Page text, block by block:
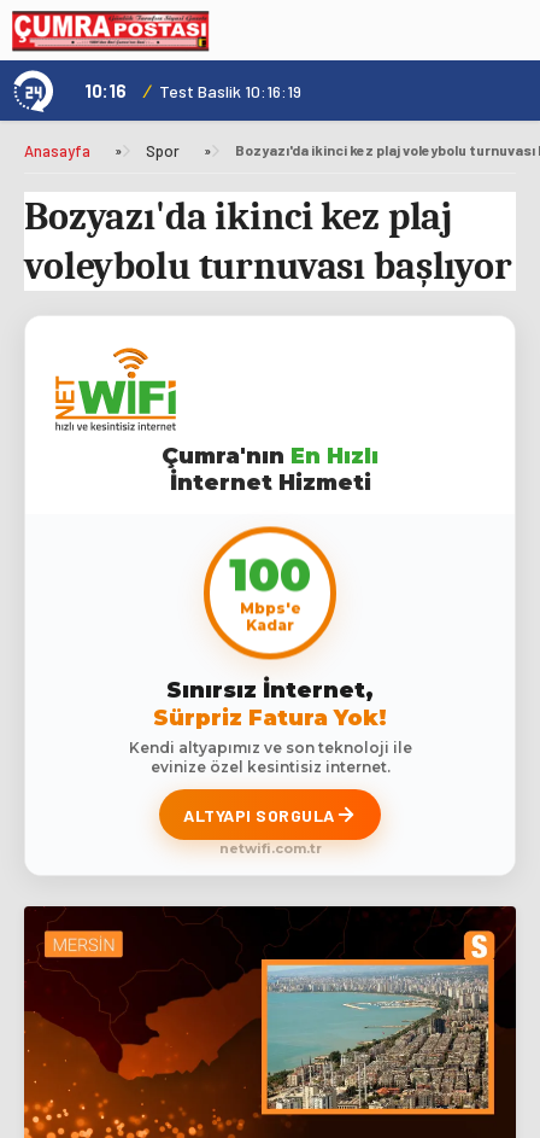
10:16 / Test Baslik 10:16:19
Anasayfa » Spor » Bozyazı'da ikinci kez plaj voleybolu turnuvası
Bozyazı'da ikinci kez plaj
voleybolu turnuvası başlıyor
Çumra'nın En Hızlı
İnternet Hizmeti
100
Mbps'e
Kadar
Sınırsız İnternet,
Sürpriz Fatura Yok!
Kendi altyapımız ve son teknoloji ile
evinize özel kesintisiz internet.
ALTYAPI SORGULA
netwifi.com.tr